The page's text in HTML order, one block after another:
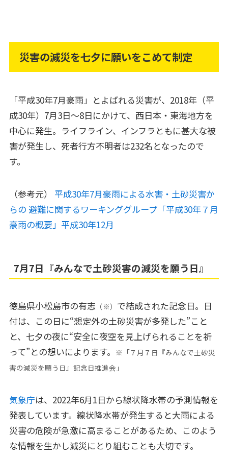
災害の減災を七夕に願いをこめて制定
「平成30年7月豪雨」とよばれる災害が、2018年（平
成30年）7月3日～8日にかけて、西日本・東海地方を
中心に発生。ライフライン、インフラともに甚大な被
害が発生し、死者行方不明者は232名となったので
す。
（参考元）
平成30年7月豪雨による水害・土砂災害か
らの 避難に関するワーキンググループ「平成30年７月
豪雨の概要」平成30年12月
7月7日『みんなで土砂災害の減災を願う日』
徳島県小松島市の有志 （※） で結成された記念日。日
付は、この日に“想定外の土砂災害が多発した”こと
と、七夕の夜に“安全に夜空を見上げられることを祈
って”との想いによります。
※「７月７日『みんなで土砂災
害の減災を願う日』記念日推進会」
気象庁は、2022年6月1日から線状降水帯の予測情報を
発表しています。線状降水帯が発生すると大雨による
災害の危険が急激に高まることがあるため、このよう
な情報を生かし減災にとり組むことも大切です。